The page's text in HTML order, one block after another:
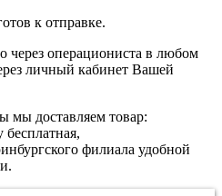
к отправке.
операциониста в любом
личный кабинет Вашей
мы доставляем товар:
бесплатная,
филиала удобной